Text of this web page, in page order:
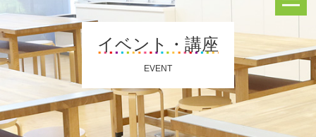
イベント・講座
EVENT